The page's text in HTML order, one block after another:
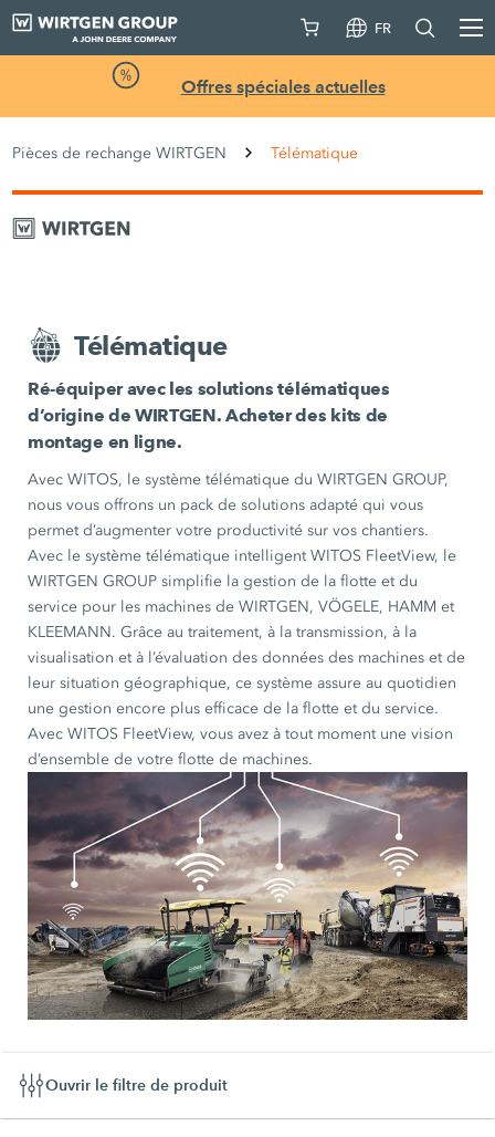
FR
Offres spéciales actuelles
Pièces de rechange WIRTGEN Télématique
Télématique
Ré-équiper avec les solutions télématiques
d’origine de WIRTGEN. Acheter des kits de
montage en ligne.
Avec WITOS, le système télématique du WIRTGEN GROUP,
nous vous offrons un pack de solutions adapté qui vous
permet d’augmenter votre productivité sur vos chantiers.
Avec le système télématique intelligent WITOS FleetView, le
WIRTGEN GROUP simplifie la gestion de la flotte et du
service pour les machines de WIRTGEN, VÖGELE, HAMM et
KLEEMANN. Grâce au traitement, à la transmission, à la
visualisation et à l’évaluation des données des machines et de
leur situation géographique, ce système assure au quotidien
une gestion encore plus efficace de la flotte et du service.
Avec WITOS FleetView, vous avez à tout moment une vision
d’ensemble de votre flotte de machines.
Ouvrir le filtre de produit